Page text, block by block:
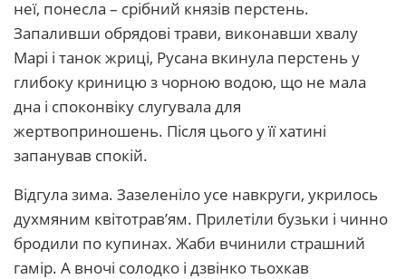
неї, понесла – срібний князів перстень.
Запаливши обрядові трави, виконавши хвалу
Марі і танок жриці, Русана вкинула перстень у
глибоку криницю з чорною водою, що не мала
дна і споконвіку слугувала для
жертвоприношень. Після цього у її хатині
запанував спокій.
Відгула зима. Зазеленіло усе навкруги, укрилось
духмяним квітотрав’ям. Прилетіли бузьки і чинно
бродили по купинах. Жаби вчинили страшний
гамір. А вночі солодко і дзвінко тьохкав